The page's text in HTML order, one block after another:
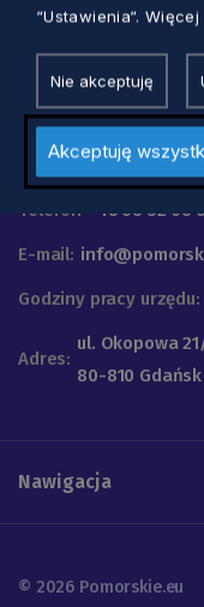
Urząd
Województwa
Telefon +48 58 32 68
E-mail:
Godziny pracy urzędu:
Adres:
ul. Okopowa
80-810 Gdańsk
Nawigacja
© 2026 Pomorskie.eu
“Ustawienia“.
Nie akceptuję
Akceptuję